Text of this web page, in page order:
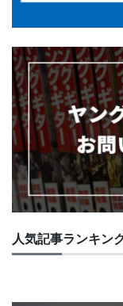
人気記事ランキン